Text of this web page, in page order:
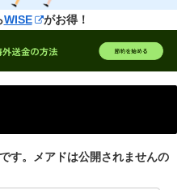
WISE がお得！
す。メアドは公開されませんの